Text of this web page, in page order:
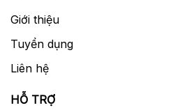
Giới thiệu
Tuyển dụng
Liên hệ
HỖ TRỢ